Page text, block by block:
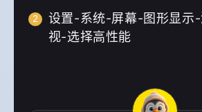
设置-系统-屏幕-图形显示
视-选择高性能